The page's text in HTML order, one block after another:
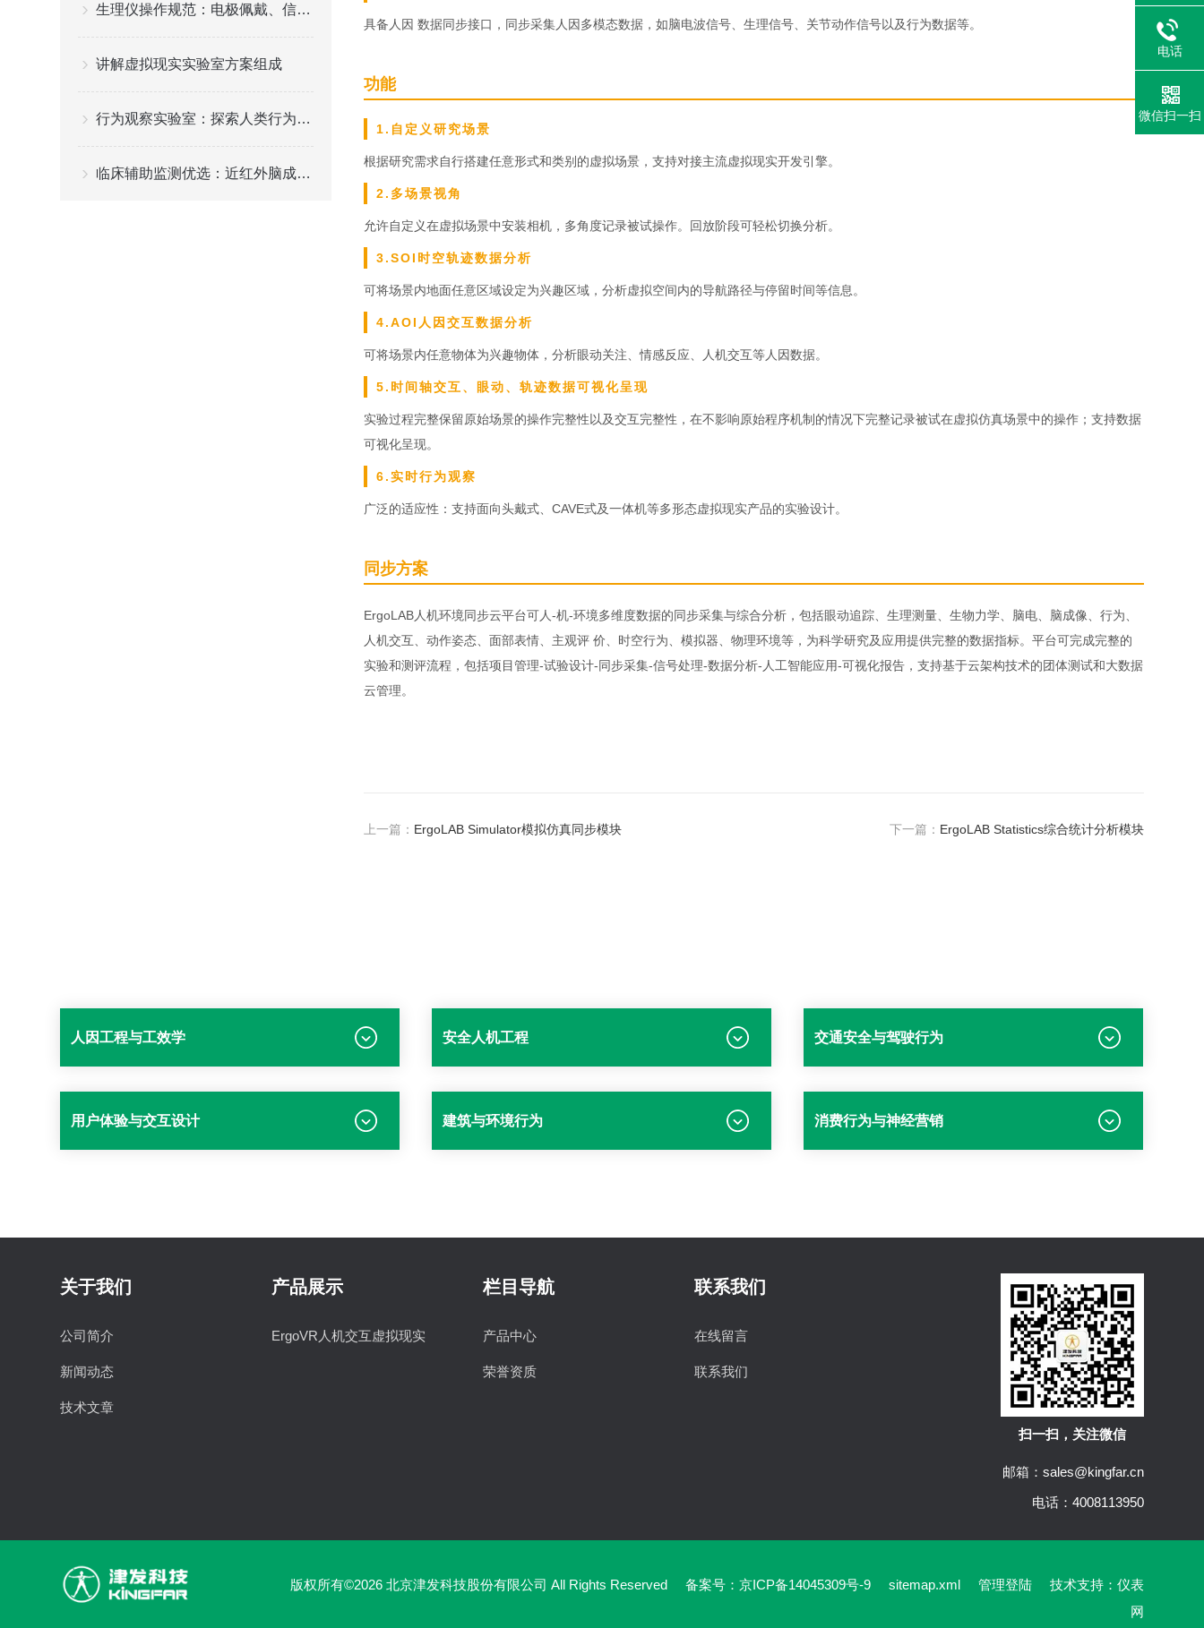
生理仪操作规范：电极佩戴、信号校准、数据存储与安全使用实操要点
讲解虚拟现实实验室方案组成
行为观察实验室：探索人类行为的奥秘之地
临床辅助监测优选：近红外脑成像仪安全便捷守护脑部健康评估
具备人因 数据同步接口，同步采集人因多模态数据，如脑电波信号、生理信号、关节动作信号以及行为数据等。
功能
1.自定义研究场景
根据研究需求自行搭建任意形式和类别的虚拟场景，支持对接主流虚拟现实开发引擎。
2.多场景视角
允许自定义在虚拟场景中安装相机，多角度记录被试操作。回放阶段可轻松切换分析。
3.SOI时空轨迹数据分析
可将场景内地面任意区域设定为兴趣区域，分析虚拟空间内的导航路径与停留时间等信息。
4.AOI人因交互数据分析
可将场景内任意物体为兴趣物体，分析眼动关注、情感反应、人机交互等人因数据。
5.时间轴交互、眼动、轨迹数据可视化呈现
实验过程完整保留原始场景的操作完整性以及交互完整性，在不影响原始程序机制的情况下完整记录被试在虚拟仿真场景中的操作；支持数据
可视化呈现。
6.实时行为观察
广泛的适应性：支持面向头戴式、CAVE式及一体机等多形态虚拟现实产品的实验设计。
同步方案
ErgoLAB人机环境同步云平台可人-机-环境多维度数据的同步采集与综合分析，包括眼动追踪、生理测量、生物力学、脑电、脑成像、行为、
人机交互、动作姿态、面部表情、主观评 价、时空行为、模拟器、物理环境等，为科学研究及应用提供完整的数据指标。平台可完成完整的
实验和测评流程，包括项目管理-试验设计-同步采集-信号处理-数据分析-人工智能应用-可视化报告，支持基于云架构技术的团体测试和大数据
云管理。
上一篇： ErgoLAB Simulator模拟仿真同步模块 下一篇： ErgoLAB Statistics综合统计分析模块
人因工程与工效学 安全人机工程 交通安全与驾驶行为
用户体验与交互设计 建筑与环境行为 消费行为与神经营销
关于我们
公司简介
新闻动态
技术文章
产品展示
ErgoVR人机交互虚拟现实
栏目导航
产品中心
荣誉资质
联系我们
在线留言
联系我们
扫一扫，关注微信
邮箱：sales@kingfar.cn
电话：4008113950
版权所有©2026 北京津发科技股份有限公司 All Rights Reserved 备案号：京ICP备14045309号-9 sitemap.xml 管理登陆技术支持： 仪表
网
电话
微信扫一扫